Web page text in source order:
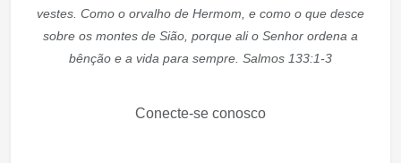
vestes. Como o orvalho de Hermom, e como o que desce
sobre os montes de Sião, porque ali o Senhor ordena a
bênção e a vida para sempre. Salmos 133:1-3
Conecte-se conosco